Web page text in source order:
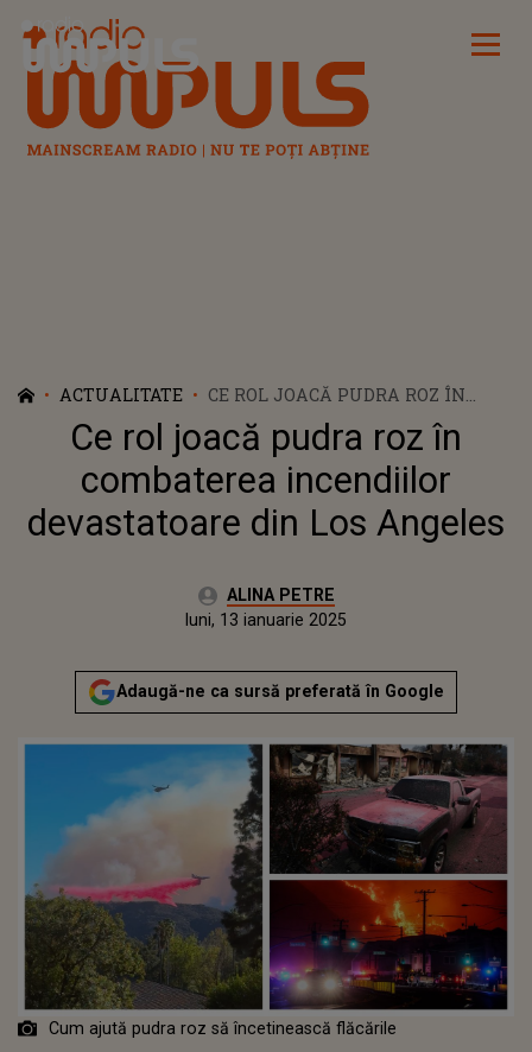
Radio Impuls
ACTUALITATE
CE ROL JOACĂ PUDRA ROZ ÎN
COMBATEREA INCENDIILOR
DEVASTATOARE DIN LOS ANGELES
Ce rol joacă pudra roz în
combaterea incendiilor
devastatoare din Los Angeles
Autor:ALINA PETRE
Publicat:
luni, 13 ianuarie 2025
Adaugă-ne ca sursă preferată în Google
Cum ajută pudra roz să încetinească flăcările